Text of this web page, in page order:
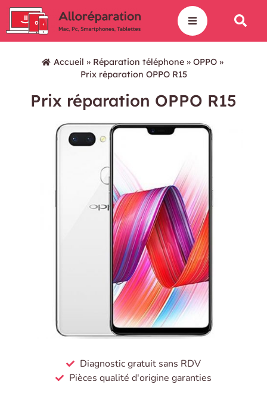
Accueil » Réparation téléphone» OPPO»
Prix réparation OPPO R15
Prix réparation OPPO R15
Diagnostic gratuit sans RDV
Pièces qualité d'origine garanties